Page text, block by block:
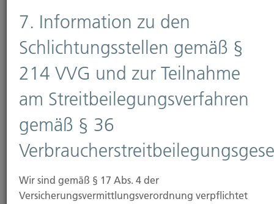
7. Information zu den
Schlichtungsstellen gemäß §
214 VVG und zur Teilnahme
am Streitbeilegungsverfahren
gemäß § 36
Wir sind gemäß § 17 Abs. 4 der
Versicherungsvermittlungsverordnung verpflichtet